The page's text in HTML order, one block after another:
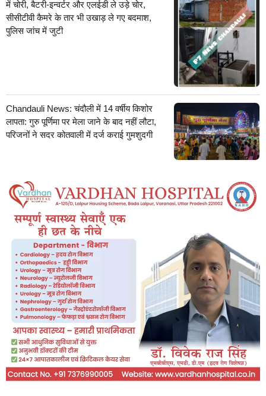
में चोरी, बैटरी-इन्वर्टर और एलईडी ले उड़े चोर,
सीसीटीवी कैमरे के तार भी उखाड़ ले गए बदमाश,
पुलिस जांच में जुटी
Chandauli News: चंदौली में 14 वर्षीय किशोर
लापता: गुरु पूर्णिमा पर मेला जाने के बाद नहीं लौटा,
परिजनों ने सदर कोतवाली में दर्ज कराई गुमशुदगी